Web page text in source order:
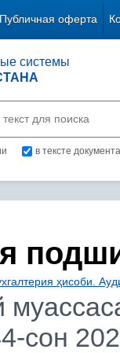
Публичная оферта
системы
в тексте документа
ҳисоби.
сон